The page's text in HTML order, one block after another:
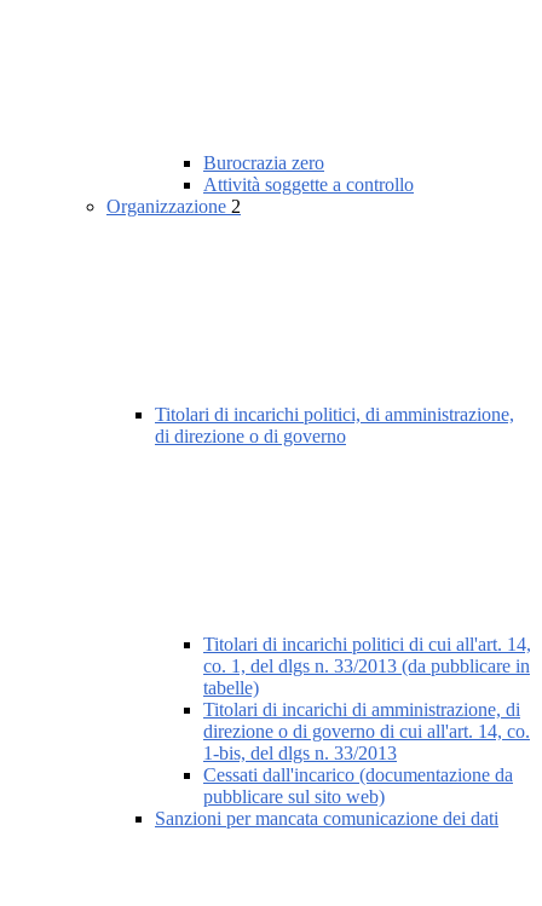
Burocrazia zero
Attività soggette a controllo
Organizzazione 2
Titolari di incarichi politici, di amministrazione,
di direzione o di governo
Titolari di incarichi politici di cui all'art. 14,
co. 1, del dlgs n. 33/2013 (da pubblicare in
tabelle)
Titolari di incarichi di amministrazione, di
direzione o di governo di cui all'art. 14, co.
1-bis, del dlgs n. 33/2013
Cessati dall'incarico (documentazione da
pubblicare sul sito web)
Sanzioni per mancata comunicazione dei dati